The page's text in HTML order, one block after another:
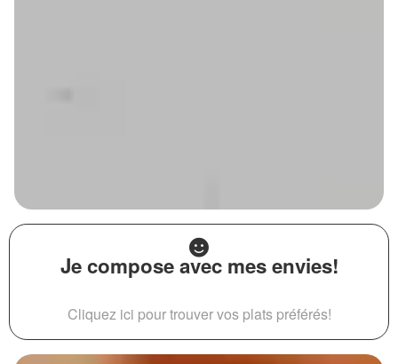
Je compose avec mes envies!
Cliquez ici pour trouver vos plats préférés!